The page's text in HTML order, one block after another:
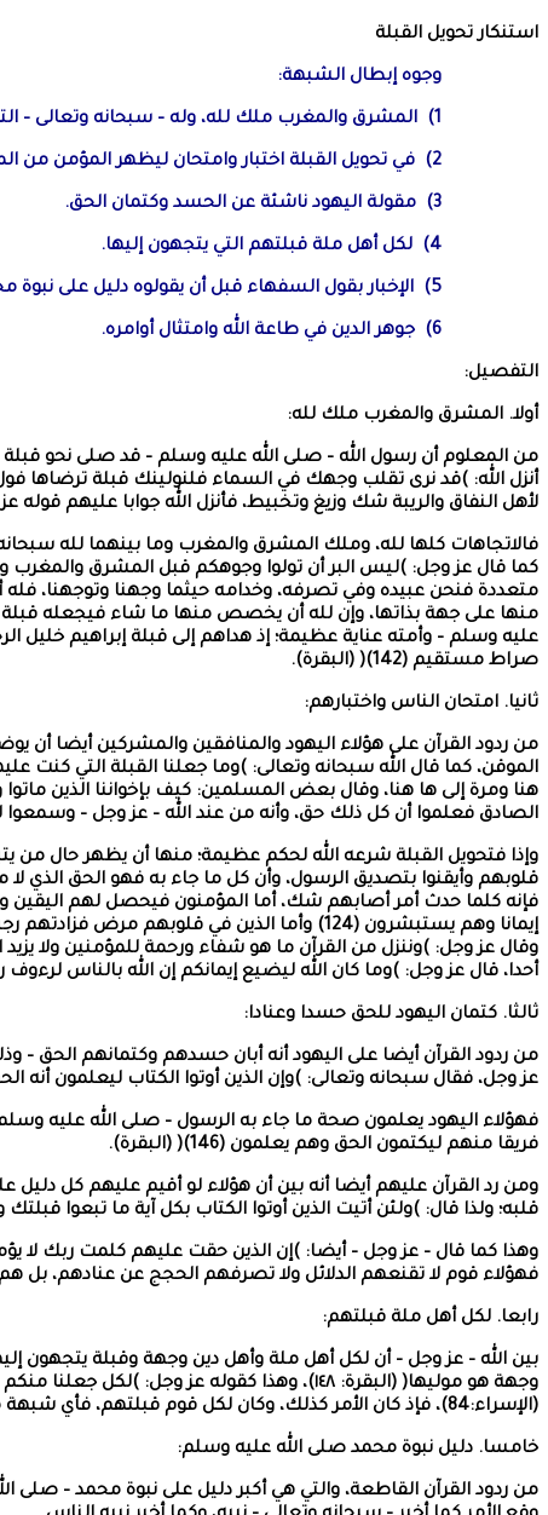
استنكار تحويل القبلة
وجوه إبطال الشبهة:
1) المشرق والمغرب ملك لله، وله – سبحانه وتعالى – التصرف فيهما كيف شاء.
2) في تحويل القبلة اختبار وامتحان ليظهر المؤمن من المنافق.
3) مقولة اليهود ناشئة عن الحسد وكتمان الحق.
4) لكل أهل ملة قبلتهم التي يتجهون إليها.
5) الإخبار بقول السفهاء قبل أن يقولوه دليل على نبوة محمد صلى الله عليه وسلم.
6) جوهر الدين في طاعة الله وامتثال أوامره.
التفصيل:
أولا. المشرق والمغرب ملك لله:
من المعلوم أن رسول الله – صلى الله عليه وسلم – قد صلى نحو
لأهل النفاق والريبة شك وزيغ وتخبيط، فأنزل الله جوابا عليهم قوله
فالاتجاهات كلها لله، وملك المشرق والمغرب وما بينهما لله
متعددة فنحن عبيده وفي تصرفه، وخدامه حيثما وجهنا وتوجهنا،
عليه وسلم – وأمته عناية عظيمة؛ إذ هداهم إلى قبلة إبراهيم خليل
صراط مستقيم (142)( (البقرة).
ثانيا. امتحان الناس واختبارهم:
من ردود القرآن على هؤلاء اليهود والمنافقين والمشركين أيضا أن
هنا ومرة إلى ها هنا، وقال بعض المسلمين: كيف بإخواننا الذين
الصادق فعلموا أن كل ذلك حق، وأنه من عند الله – عز وجل – وسمعوا
وإذا فتحويل القبلة شرعه الله لحكم عظيمة؛ منها أن يظهر حال من
فإنه كلما حدث أمر أصابهم شك، أما المؤمنون فيحصل لهم اليقين
أحدا، قال عز وجل: )وما كان الله ليضيع إيمانكم إن الله بالناس لرءوف رحيم (143)(
ثالثا. كتمان اليهود للحق حسدا وعنادا:
من ردود القرآن أيضا على اليهود أنه أبان حسدهم وكتمانهم الحق –
عز وجل، فقال سبحانه وتعالى: )وإن الذين أوتوا الكتاب ليعلمون أنه الحق من
فهؤلاء اليهود يعلمون صحة ما جاء به الرسول – صلى الله عليه
فريقا منهم ليكتمون الحق وهم يعلمون (146)( (البقرة).
ومن رد القرآن عليهم أيضا أنه بين أن هؤلاء لو أقيم عليهم كل دليل
قلبه؛ ولذا قال: )ولئن أتيت الذين أوتوا الكتاب بكل آية ما تبعوا
فهؤلاء قوم لا تقنعهم الدلائل ولا تصرفهم الحجج عن عنادهم، بل
رابعا. لكل أهل ملة قبلتهم:
بين الله – عز وجل – أن لكل أهل ملة وأهل دين وجهة وقبلة يتجهون
(الإسراء:84)، فإذ كان الأمر كذلك، وكان لكل قوم قبلتهم، فأي شبهة من العقل لهؤلاء المشاغبين الطاعنين في النبوة والتشريع!
خامسا. دليل نبوة محمد صلى الله عليه وسلم:
من ردود القرآن القاطعة، والتي هي أكبر دليل على نبوة محمد – صلى